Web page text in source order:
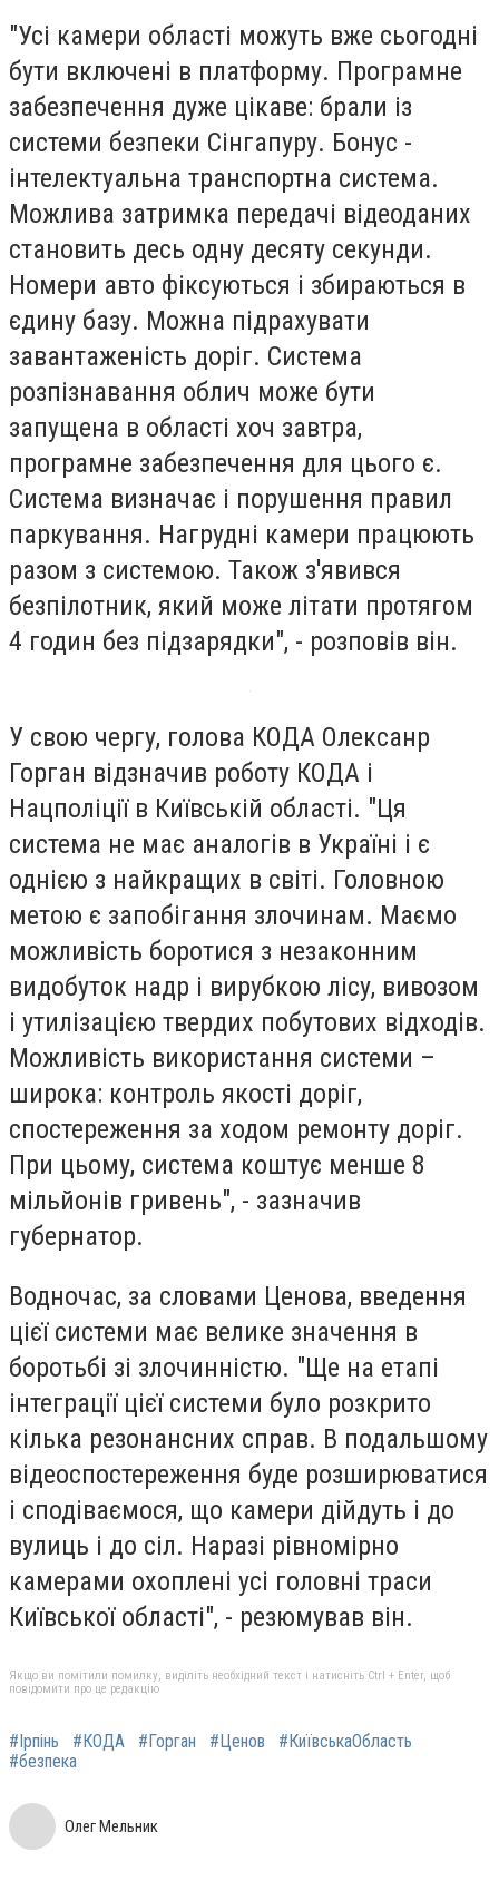
"Усі камери області можуть вже сьогодні
бути включені в платформу. Програмне
забезпечення дуже цікаве: брали із
системи безпеки Сінгапуру. Бонус -
інтелектуальна транспортна система.
Можлива затримка передачі відеоданих
становить десь одну десяту секунди.
Номери авто фіксуються і збираються в
єдину базу. Можна підрахувати
завантаженість доріг. Система
розпізнавання облич може бути
запущена в області хоч завтра,
програмне забезпечення для цього є.
Система визначає і порушення правил
паркування. Нагрудні камери працюють
разом з системою. Також з'явився
безпілотник, який може літати протягом
4 годин без підзарядки", - розповів він.
У свою чергу, голова КОДА Олексанр
Горган відзначив роботу КОДА і
Нацполіції в Київській області. "Ця
система не має аналогів в Україні і є
однією з найкращих в світі. Головною
метою є запобігання злочинам. Маємо
можливість боротися з незаконним
видобуток надр і вирубкою лісу, вивозом
і утилізацією твердих побутових відходів.
Можливість використання системи –
широка: контроль якості доріг,
спостереження за ходом ремонту доріг.
При цьому, система коштує менше 8
мільйонів гривень", - зазначив
губернатор.
Водночас, за словами Ценова, введення
цієї системи має велике значення в
боротьбі зі злочинністю. "Ще на етапі
інтеграції цієї системи було розкрито
кілька резонансних справ. В подальшому
відеоспостереження буде розширюватися
і сподіваємося, що камери дійдуть і до
вулиць і до сіл. Наразі рівномірно
камерами охоплені усі головні траси
Київської області", - резюмував він.
Якщо ви помітили помилку, виділіть необхідний текст і натисніть Ctrl + Enter, щоб
повідомити про це редакцію
#Ірпінь #КОДА #Горган #Ценов
#КиївськаОбласть
#безпека
Олег Мельник